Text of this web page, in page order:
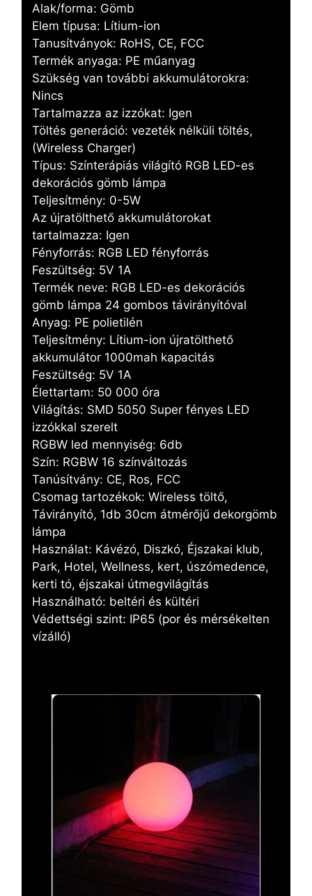
Alak/forma: Gömb
Elem típusa: Lítium-ion
Tanusítványok: RoHS, CE, FCC
Termék anyaga: PE műanyag
Szükség van további akkumulátorokra:
Nincs
Tartalmazza az izzókat: Igen
Töltés generáció: vezeték nélküli töltés,
(Wireless Charger)
Típus: Színterápiás világító RGB LED-es
dekorációs gömb lámpa
Teljesítmény: 0-5W
Az újratölthető akkumulátorokat
tartalmazza: Igen
Fényforrás: RGB LED fényforrás
Feszültség: 5V 1A
Termék neve: RGB LED-es dekorációs
gömb lámpa 24 gombos távirányítóval
Anyag: PE polietilén
Teljesítmény: Lítium-ion újratölthető
akkumulátor 1000mah kapacitás
Feszültség: 5V 1A
Élettartam: 50 000 óra
Világítás: SMD 5050 Super fényes LED
izzókkal szerelt
RGBW led mennyiség: 6db
Szín: RGBW 16 színváltozás
Tanúsítvány: CE, Ros, FCC
Csomag tartozékok: Wireless töltő,
Távirányító, 1db 30cm átmérőjű dekorgömb
lámpa
Használat: Kávézó, Diszkó, Éjszakai klub,
Park, Hotel, Wellness, kert, úszómedence,
kerti tó, éjszakai útmegvilágítás
Használható: beltéri és kültéri
Védettségi szint: IP65 (por és mérsékelten
vízálló)